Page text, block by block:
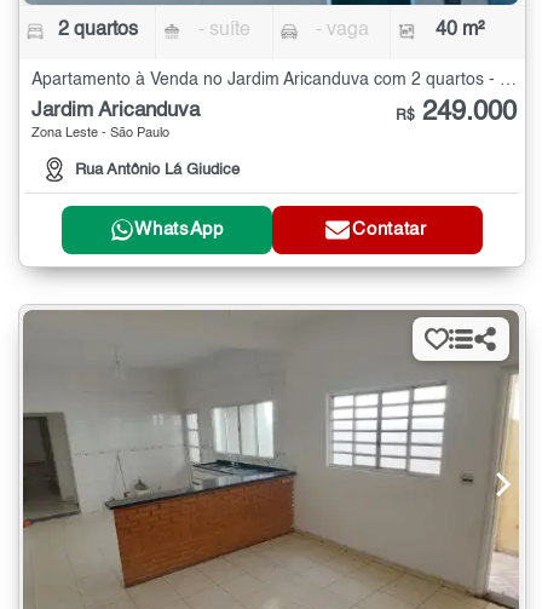
2 quartos - suíte - vaga 40 m²
Apartamento à Venda no Jardim Aricanduva com 2 quartos - 40 m²
Jardim Aricanduva
Zona Leste - São Paulo
Rua Antônio Lá Giudice
R$ 249.000
WhatsApp Contatar